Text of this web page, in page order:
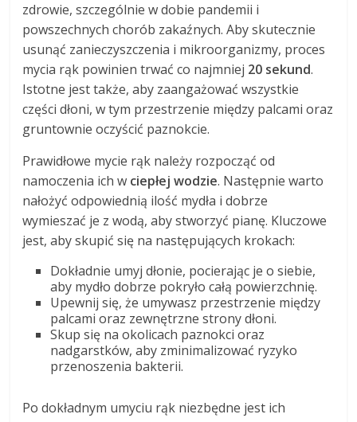
zdrowie, szczególnie w dobie pandemii i
powszechnych chorób zakaźnych. Aby skutecznie
usunąć zanieczyszczenia i mikroorganizmy, proces
mycia rąk powinien trwać co najmniej 20 sekund.
Istotne jest także, aby zaangażować wszystkie
części dłoni, w tym przestrzenie między palcami oraz
gruntownie oczyścić paznokcie.
Prawidłowe mycie rąk należy rozpocząć od
namoczenia ich w ciepłej wodzie. Następnie warto
nałożyć odpowiednią ilość mydła i dobrze
wymieszać je z wodą, aby stworzyć pianę. Kluczowe
jest, aby skupić się na następujących krokach:
Dokładnie umyj dłonie, pocierając je o siebie,
aby mydło dobrze pokryło całą powierzchnię.
Upewnij się, że umywasz przestrzenie między
palcami oraz zewnętrzne strony dłoni.
Skup się na okolicach paznokci oraz
nadgarstków, aby zminimalizować ryzyko
przenoszenia bakterii.
Po dokładnym umyciu rąk niezbędne jest ich